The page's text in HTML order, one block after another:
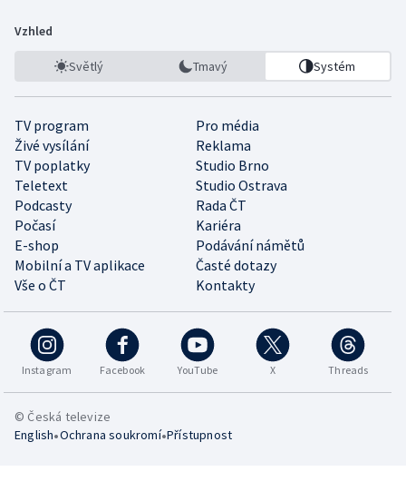
Vzhled
Světlý Tmavý Systém
TV program
Pro média
Živé vysílání
Reklama
TV poplatky
Studio Brno
Teletext
Studio Ostrava
Podcasty
Rada ČT
Počasí
Kariéra
E-shop
Podávání námětů
Mobilní a TV aplikace
Časté dotazy
Vše o ČT
Kontakty
Instagram Facebook YouTube X Threads
© Česká televize
English•Ochrana soukromí•Přístupnost